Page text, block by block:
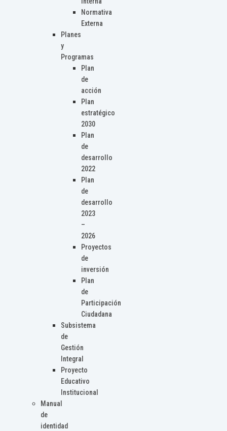
Normativa
Externa
Planes
y
Programas
Plan
de
acción
Plan
estratégico
2030
Plan
de
desarrollo
2022
Plan
de
desarrollo
2023
–
2026
Proyectos
de
inversión
Plan
de
Participación
Ciudadana
Subsistema
de
Gestión
Integral
Proyecto
Educativo
Institucional
Manual
de
identidad